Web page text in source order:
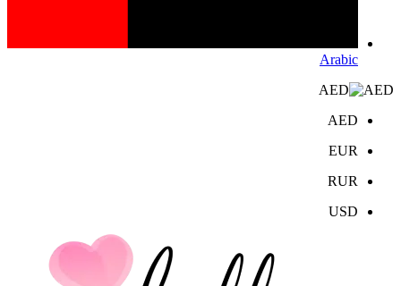
Arabic
AED
AED
EUR
RUR
USD